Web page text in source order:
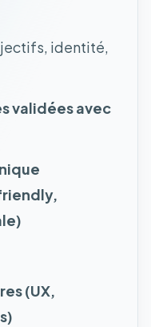
identité,
validées avec
(UX,